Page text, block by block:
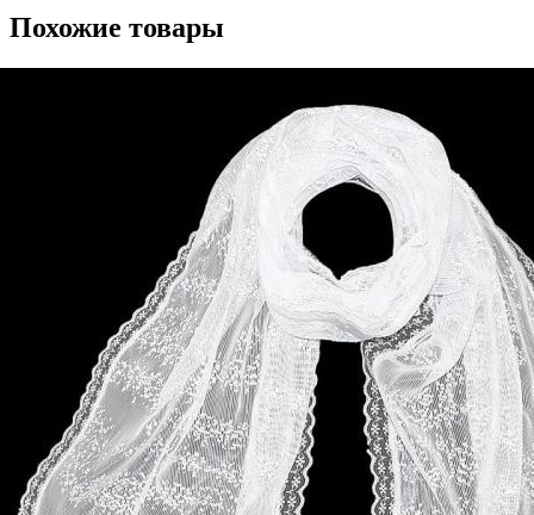
Похожие товары